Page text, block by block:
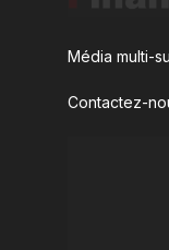
Média multi-
Contactez-